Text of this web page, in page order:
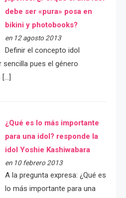
debe ser «pura» posa en
bikini y photobooks?
en 12 agosto 2013
Definir el concepto idol
pues el género
[…]
¿Qué es lo más importante
para una idol? responde la
idol Yoshie Kashiwabara
en 10 febrero 2013
A la pregunta expresa: ¿Qué es
lo más importante para una